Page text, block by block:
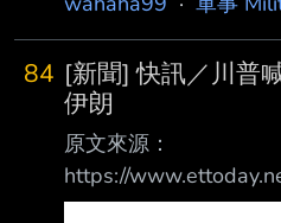
反而應該是 : 如何『
量? <------己方減少
經濟帳這事 不是很適
測 台海戰爭不是長期
很難扛 (我得承認台灣
84 [新聞] 快訊／川普
伊朗
原文來源：
https://
1784.htm 原文摘要：